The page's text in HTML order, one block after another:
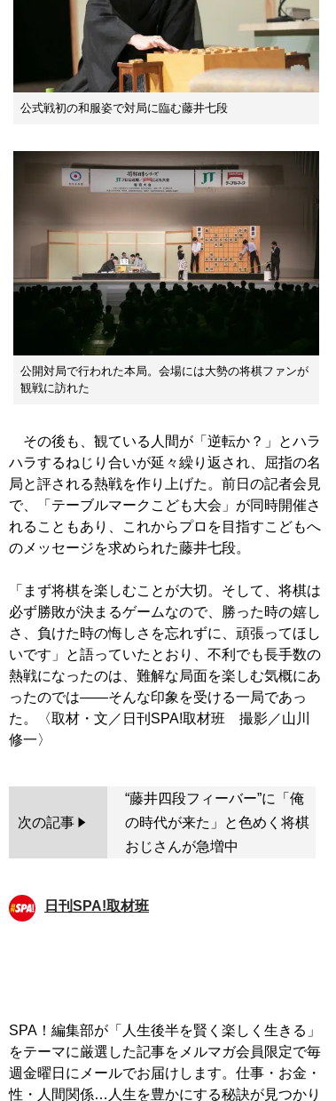
公式戦初の和服姿で対局に臨む藤井七段
公開対局で行われた本局。会場には大勢の将棋ファンが
観戦に訪れた
その後も、観ている人間が「逆転か？」とハラ
ハラするねじり合いが延々繰り返され、屈指の名
局と評される熱戦を作り上げた。前日の記者会見
で、「テーブルマークこども大会」が同時開催さ
れることもあり、これからプロを目指すこどもへ
のメッセージを求められた藤井七段。
「まず将棋を楽しむことが大切。そして、将棋は
必ず勝敗が決まるゲームなので、勝った時の嬉し
さ、負けた時の悔しさを忘れずに、頑張ってほし
いです」と語っていたとおり、不利でも長手数の
熱戦になったのは、難解な局面を楽しむ気概にあ
ったのでは――そんな印象を受ける一局であっ
た。〈取材・文／日刊SPA!取材班 撮影／山川
次の記事
“藤井四段フィーバー”に「俺
の時代が来た」と色めく将棋
おじさんが急増中
日刊SPA!取材班
SPA！編集部が「人生後半を賢く楽しく生きる」
をテーマに厳選した記事をメルマガ会員限定で毎
週金曜日にメールでお届けします。仕事・お金・
性・人間関係…人生を豊かにする秘訣が見つかり